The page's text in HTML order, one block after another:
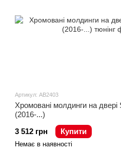
Артикул: AB2403
Хромовані молдинги на
(2016-...)
3 512 грн
Купити
Немає в наявності